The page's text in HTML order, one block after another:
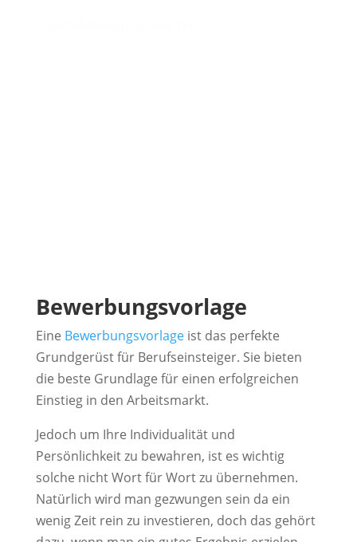
Bewerbungsvorlage
Eine Bewerbungsvorlageist das perfekte
Grundgerüst für Berufseinsteiger. Sie bieten
die beste Grundlage für einen erfolgreichen
Einstieg in den Arbeitsmarkt.
Jedoch um Ihre Individualität und
Persönlichkeit zu bewahren, ist es wichtig
solche nicht Wort für Wort zu übernehmen.
Natürlich wird man gezwungen sein da ein
wenig Zeit rein zu investieren, doch das gehört